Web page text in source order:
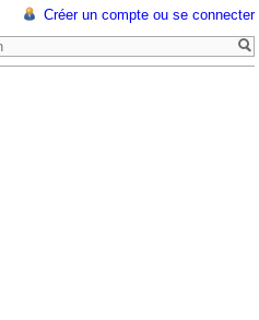
Créer un compte ou se connecter